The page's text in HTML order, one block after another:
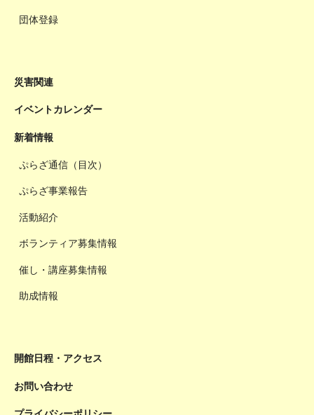
団体登録
災害関連
イベントカレンダー
新着情報
ぷらざ通信（目次）
ぷらざ事業報告
活動紹介
ボランティア募集情報
催し・講座募集情報
助成情報
開館日程・アクセス
お問い合わせ